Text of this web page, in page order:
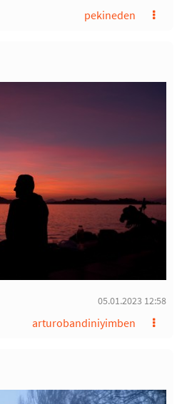
pekineden
05.01.2023 12:58
arturobandiniyimben